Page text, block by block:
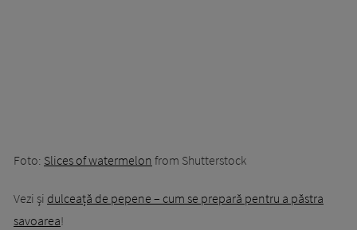
Foto: Slices of watermelon from Shutterstock
Vezi şi dulceață de pepene – cum se prepară pentru a păstra
savoarea!